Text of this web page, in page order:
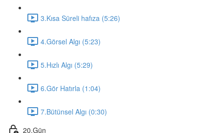
3.Kısa Süreli hafıza (5:26)
4.Görsel Algı (5:23)
5.Hızlı Algı (5:29)
6.Gör Hatırla (1:04)
7.Bütünsel Algı (0:30)
20.Gün